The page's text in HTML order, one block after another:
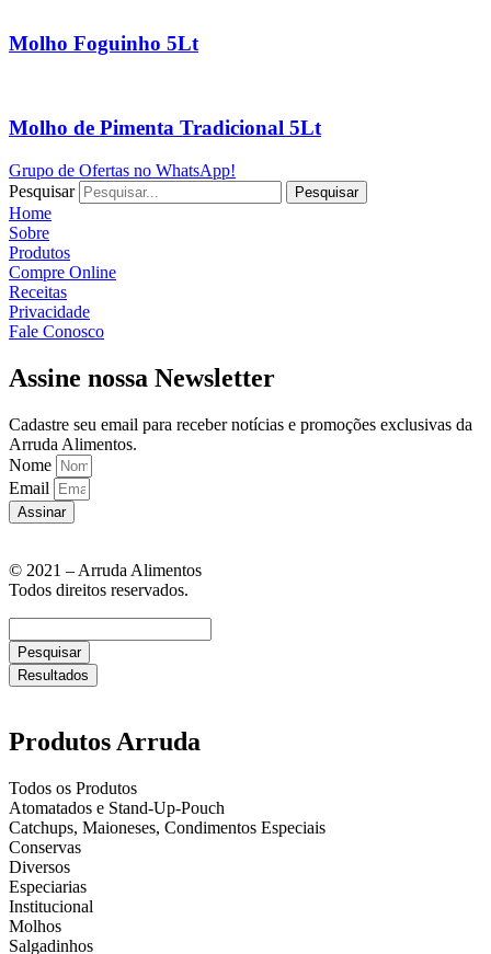
Molho Foguinho 5Lt
Molho de Pimenta Tradicional 5Lt
Grupo de Ofertas no WhatsApp!
Pesquisar
Pesquisar
Home
Sobre
Produtos
Compre Online
Receitas
Privacidade
Fale Conosco
Assine nossa Newsletter
Cadastre seu email para receber notícias e promoções exclusivas da
Arruda Alimentos.
Nome
Email
Assinar
© 2021 – Arruda Alimentos
Todos direitos reservados.
Pesquisar
Resultados
Produtos Arruda
Todos os Produtos
Atomatados e Stand-Up-Pouch
Catchups, Maioneses, Condimentos Especiais
Conservas
Diversos
Especiarias
Institucional
Molhos
Salgadinhos